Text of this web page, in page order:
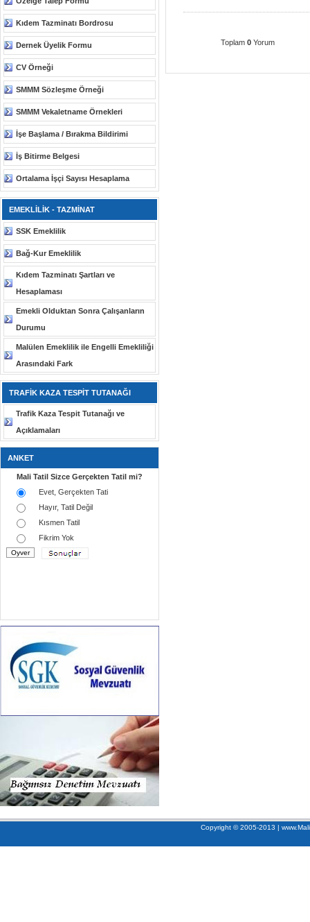
Kıdem Tazminatı Bordrosu
Dernek Üyelik Formu
CV Örneği
SMMM Sözleşme Örneği
SMMM Vekaletname Örnekleri
İşe Başlama / Bırakma Bildirimi
İş Bitirme Belgesi
Ortalama İşçi Sayısı Hesaplama
EMEKLİLİK - TAZMİNAT
SSK Emeklilik
Bağ-Kur Emeklilik
Kıdem Tazminatı Şartları ve
Hesaplaması
Emekli Olduktan Sonra Çalışanların
Durumu
Malülen Emeklilik ile Engelli Emekliliği
Arasındaki Fark
TRAFİK KAZA TESPİT TUTANAĞI
Trafik Kaza Tespit Tutanağı ve
Açıklamaları
ANKET
Toplam 0Yorum
Copyright © 2005-2013 |